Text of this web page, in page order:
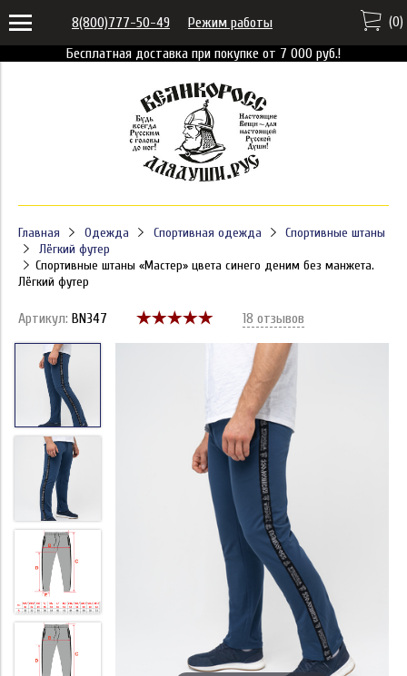
Бесплатная доставка при покупке от 7 000 руб.!
8(800)777-50-49 Режим работы (0)
Главная Одежда Спортивная одежда
Спортивные штаны
Лёгкий футер
Спортивные штаны «Мастер» цвета синего деним без манжета.
Лёгкий футер
Артикул: BN347 18 отзывов